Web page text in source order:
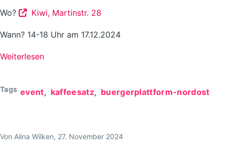
Wo? Kiwi, Martinstr. 28
Wann? 14-18 Uhr am 17.12.2024
Weiterlesen
Weihnachtswerkstatt
im
Tags event kaffeesatz buergerplattform-nordost
Von Alina Wilken, 27. November 2024